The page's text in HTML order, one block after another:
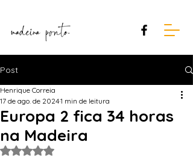
Post
Europa 2 fica 34 horas
na Madeira
Henrique Correia
17 de ago. de 20241 min de leitura
Avaliado com NaN de 5 estrelas.